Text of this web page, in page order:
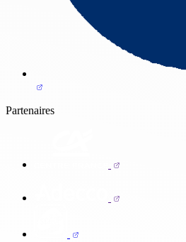
Partenaires